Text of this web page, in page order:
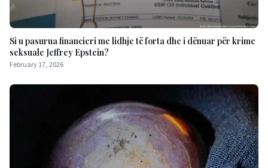
Si u pasurua financieri me lidhje të forta dhe i dënuar për krime
seksuale Jeffrey Epstein?
February 17, 2026